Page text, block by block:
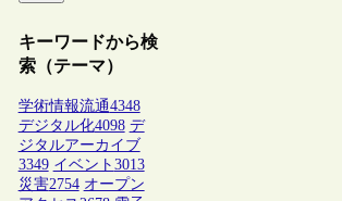
キーワードから検
索（テーマ）
学術情報流通4348
デジタル化4098 デ
ジタルアーカイブ
3349 イベント 3013
災害2754 オープン